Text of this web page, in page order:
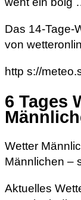
Das 14-Tage-
von
http s://
6 Tages
Wetter
Männlichen –
Aktuelles